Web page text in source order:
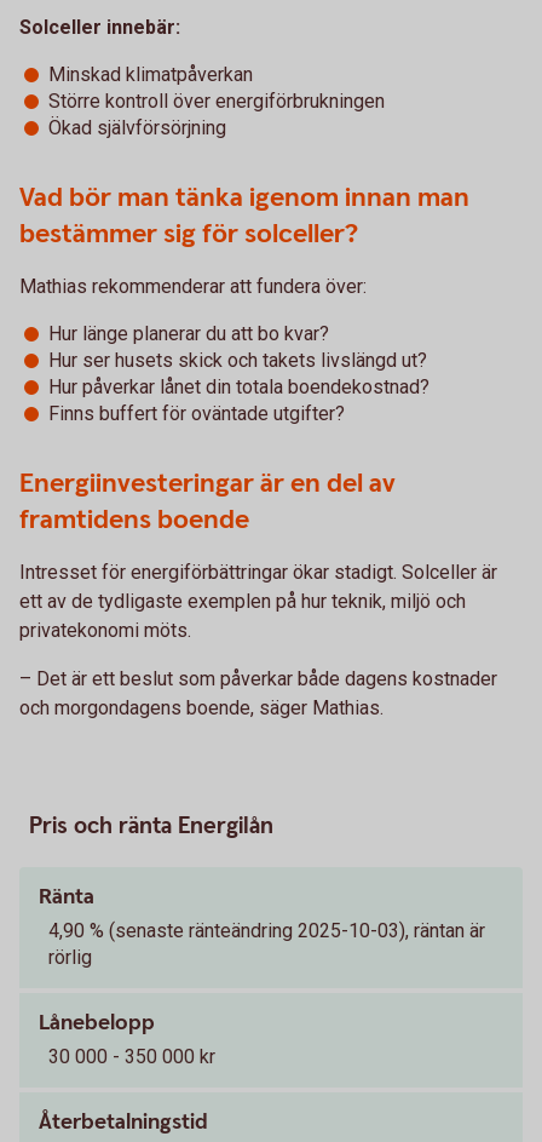
Solceller innebär:
Minskad klimatpåverkan
Större kontroll över energiförbrukningen
Ökad självförsörjning
Vad bör man tänka igenom innan man
bestämmer sig för solceller?
Mathias rekommenderar att fundera över:
Hur länge planerar du att bo kvar?
Hur ser husets skick och takets livslängd ut?
Hur påverkar lånet din totala boendekostnad?
Finns buffert för oväntade utgifter?
Energiinvesteringar är en del av
framtidens boende
Intresset för energiförbättringar ökar stadigt. Solceller är
ett av de tydligaste exemplen på hur teknik, miljö och
privatekonomi möts.
– Det är ett beslut som påverkar både dagens kostnader
och morgondagens boende, säger Mathias.
Pris och ränta Energilån
Ränta
4,90 % (senaste ränteändring 2025-10-03), räntan är
rörlig
Lånebelopp
30 000 - 350 000 kr
Återbetalningstid